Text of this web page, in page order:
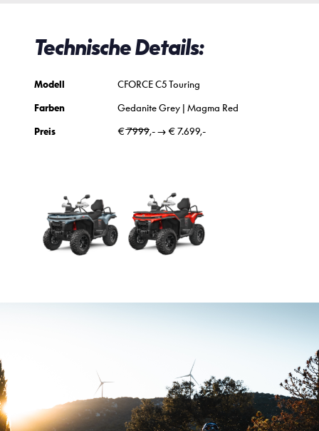
Technische Details:
Modell
Farben
Preis
CFORCE C5 Touring
Gedanite Grey | Magma Red
€ 7̶̶9̶̶9̶̶9̶,- → € 7.699,-